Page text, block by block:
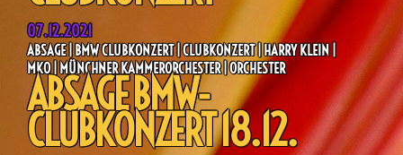
07.12.2021
ABSAGE | BMW CLUBKONZERT | CLUBKONZERT | HARRY KLEIN |
MKO | MÜNCHNER KAMMERORCHESTER | ORCHESTER
ABSAGE BMW-
CLUBKONZERT 18.12.